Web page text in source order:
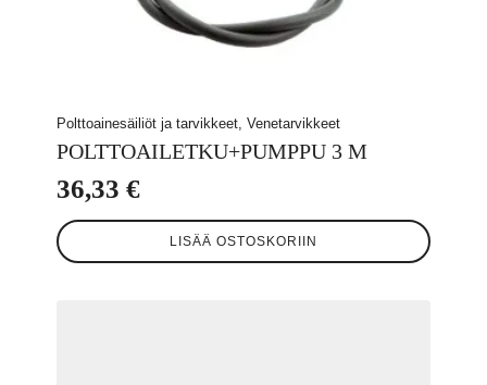
Polttoainesäiliöt ja tarvikkeet, Venetarvikkeet
POLTTOAILETKU+PUMPPU 3 M
36,33 €
LISÄÄ OSTOSKORIIN